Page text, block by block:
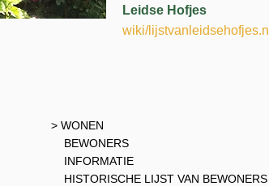
Leidse Hofjes
wiki/lijstvanleidsehofjes.nl
> WONEN
BEWONERS
INFORMATIE
HISTORISCHE LIJST VAN BEWONERS